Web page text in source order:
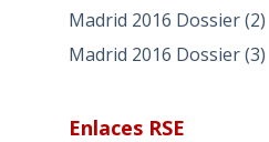
Madrid 2016 Dossier (2)
Madrid 2016 Dossier (3)
Enlaces RSE